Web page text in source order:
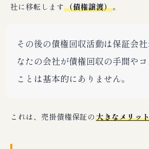
社に移転します（債権譲渡）。
その後の債権回収活動は保証会
なたの会社が債権回収の手間や
ことは基本的にありません。
これは、売掛債権保証の大きなメリッ